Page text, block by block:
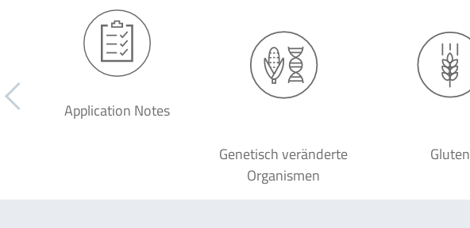
Application Notes
Genetisch veränderte
Organismen
Gluten